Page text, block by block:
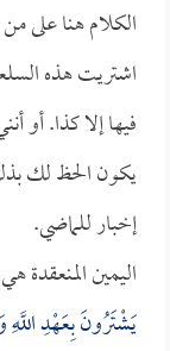
الكلام هنا على
اشتريت هذه
فيها إلا كذا. أو
يكون الحظ لك
إخبار للماضي.
اليمين المنعقدة
يَشْتَرُونَ بِعَهْدِ اللَّهِ